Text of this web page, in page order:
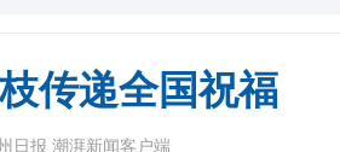
传递全国祝福
日报 潮湃新闻客户端